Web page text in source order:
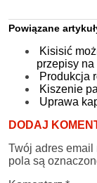
Powiązane
Kisisić
przepisy
Produkcja
Kiszenie
Uprawa
DODAJ
Twój adres
pola są